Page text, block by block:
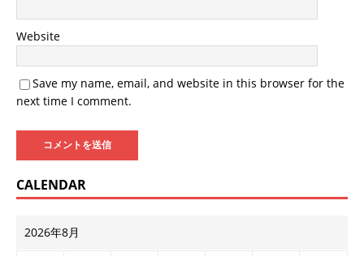
Website
Save my name, email, and website in this browser for the
next time I comment.
CALENDAR
2026年8月